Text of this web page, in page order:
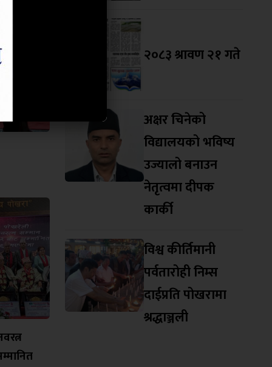
२०८३ श्रावण २१ गते
अक्षर चिनेको
विद्यालयको भविष्य
उज्यालो बनाउन
नेतृत्वमा दीपक
कार्की
विश्व कीर्तिमानी
पर्वतारोही निम्स
दाईप्रति पोखरामा
श्रद्धाञ्जली